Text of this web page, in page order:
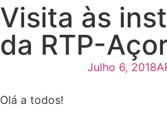
Visita às
da RTP-
Julho 6, 2018
Olá a todos!